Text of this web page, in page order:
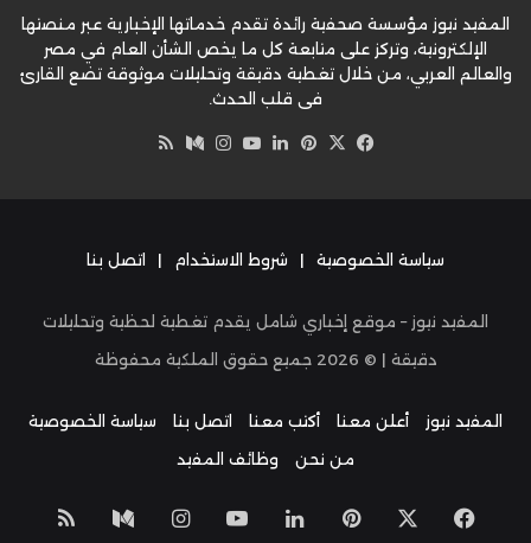
المفيد نيوز مؤسسة صحفية رائدة تقدم خدماتها الإخبارية عبر منصتها
الإلكترونية، وتركز على متابعة كل ما يخص الشأن العام في مصر
والعالم العربي، من خلال تغطية دقيقة وتحليلات موثوقة تضع القارئ
في قلب الحدث.
فيسبوك
‫X بينتيريست
لينكدإن‫YouTube
انستقرام
وسط
سياسة الخصوصية | شروط الاستخدام | اتصل بنا
المفيد نيوز – موقع إخباري شامل يقدم تغطية لحظية وتحليلات
دقيقة | © 2026 جميع حقوق الملكية محفوظة
المفيد نيوز أعلن معنا أكتب معنا اتصل بنا
سياسة الخصوصية
من نحن
وظائف المفيد
فيسبوك بينتيريست
لينكدإن‫YouTube
انستقراموسط